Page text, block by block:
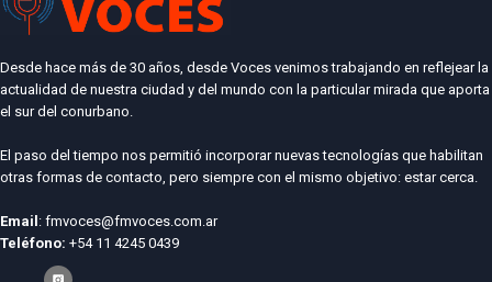
Desde hace más de 30 años, desde Voces venimos trabajando en reflejear la
actualidad de nuestra ciudad y del mundo con la particular mirada que aporta
el sur del conurbano.
El paso del tiempo nos permitió incorporar nuevas tecnologías que habilitan
otras formas de contacto, pero siempre con el mismo objetivo: estar cerca.
Email : fmvoces@fmvoces.com.ar
Teléfono: +54 11 4245 0439